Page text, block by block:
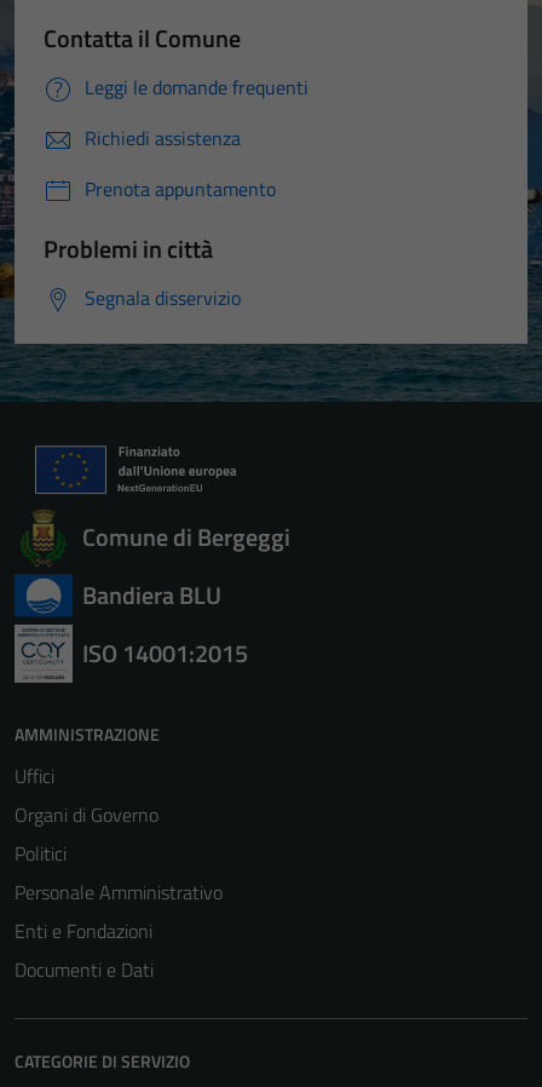
Contatta il Comune
Leggi le domande frequenti
Richiedi assistenza
Prenota appuntamento
Problemi in città
Segnala disservizio
Comune di Bergeggi
Bandiera BLU
ISO 14001:2015
AMMINISTRAZIONE
Uffici
Organi di Governo
Politici
Personale Amministrativo
Enti e Fondazioni
Documenti e Dati
CATEGORIE DI SERVIZIO